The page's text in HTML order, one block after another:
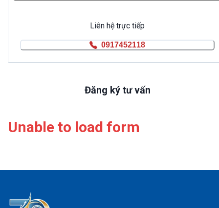
Liên hệ trực tiếp
0917452118
Đăng ký tư vấn
Unable to load form